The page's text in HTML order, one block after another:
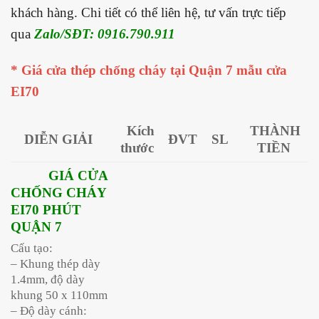
khách hàng. Chi tiết có thể liên hệ, tư vấn trực tiếp
qua Zalo/SĐT: 0916.790.911
* Giá cửa thép chống cháy tại Quận 7 mẫu cửa
EI70
DIỄN GIẢI
Kích
thước
ĐVT SL
THÀNH
TIỀN
GIÁ CỬA
CHỐNG CHÁY
EI70 PHÚT
QUẬN 7
Cấu tạo:
– Khung thép dày
1.4mm, độ dày
khung 50 x 110mm
– Độ dày cánh: